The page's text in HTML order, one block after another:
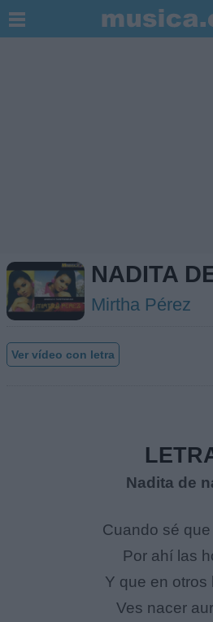
NADITA
Mirtha Pérez
Ver vídeo con letra
Nadita de
Cuando sé
Por ahí las
Y que en otros
Ves nacer